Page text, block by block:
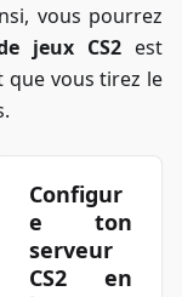
vous pourrez
jeux CS2est
que vous tirez le
Configur
e ton
serveur
CS2 en